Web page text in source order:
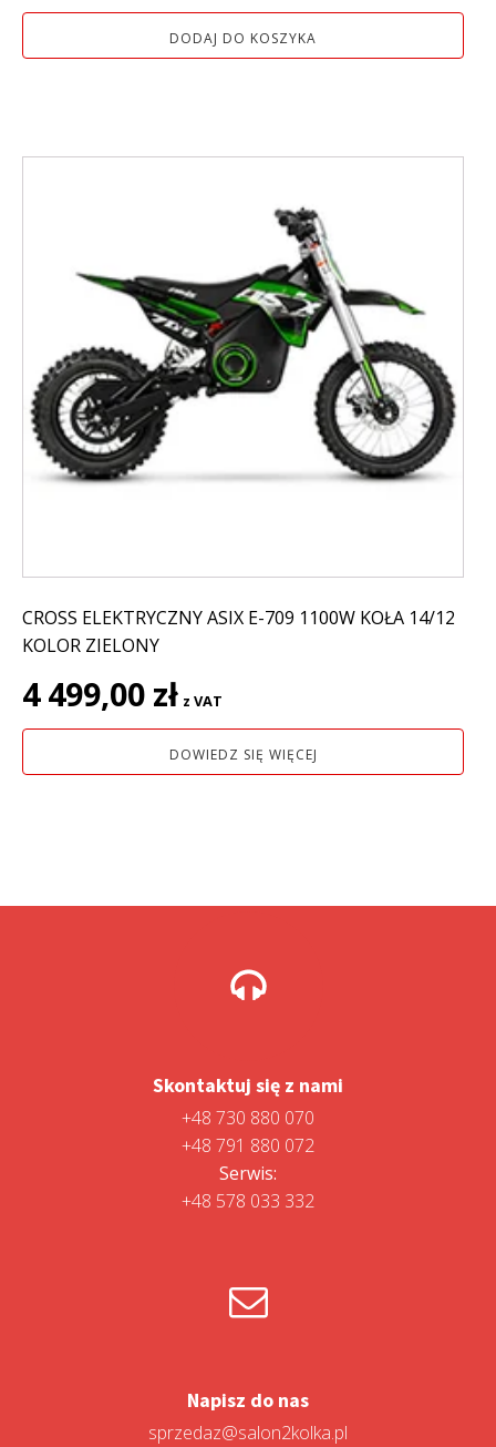
DODAJ DO KOSZYKA
CROSS ELEKTRYCZNY ASIX E-709 1100W KOŁA 14/12
KOLOR ZIELONY
4 499,00 zł z VAT
DOWIEDZ SIĘ WIĘCEJ
Skontaktuj się z nami
+48 730 880 070
+48 791 880 072
Serwis:
+48 578 033 332
Napisz do nas
sprzedaz@salon2kolka.pl